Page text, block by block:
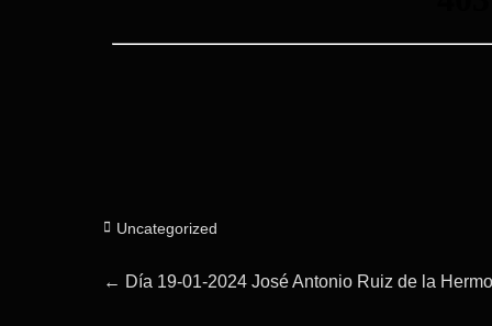
Categorías
Uncategorized
Navegación
← Entrada
Día 19-01-2024 José Antonio Ruiz de la